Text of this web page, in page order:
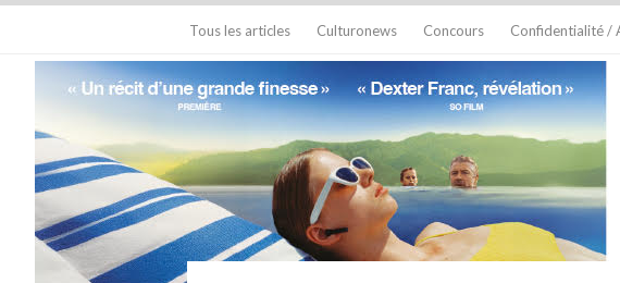
Tous les articles Culturonews Concours Confidentialité /